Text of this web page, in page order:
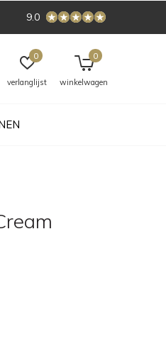
verlanglijst
0
winkelwagen
0
9.0